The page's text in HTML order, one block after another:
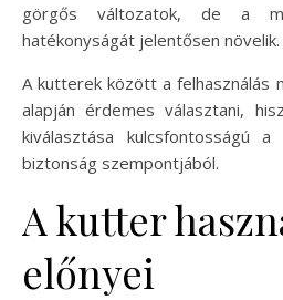
görgős változatok, de a
hatékonyságát jelentősen növelik.
A kutterek között a felhasználás
alapján érdemes választani,
kiválasztása kulcsfontosságú
biztonság szempontjából.
A kutter
előnyei